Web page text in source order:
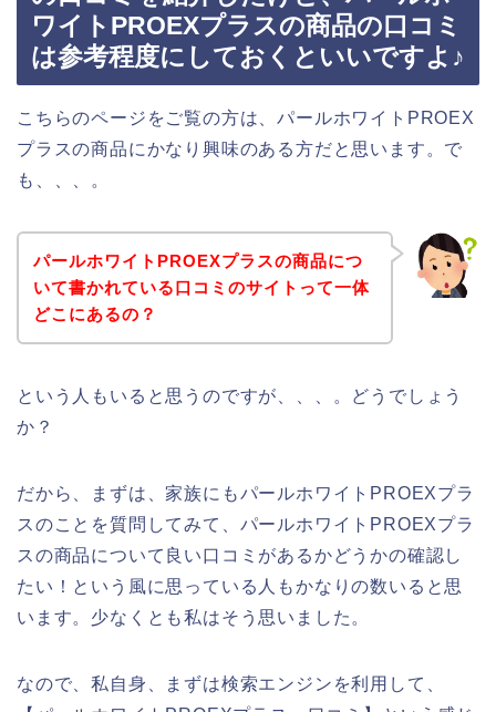
ワイトPROEXプラスの商品の口コミ
は参考程度にしておくといいですよ♪
こちらのページをご覧の方は、パールホワイトPROEX
プラスの商品にかなり興味のある方だと思います。で
も、、、。
パールホワイトPROEXプラスの商品につ
いて書かれている口コミのサイトって一体
どこにあるの？
という人もいると思うのですが、、、。どうでしょう
か？
だから、まずは、家族にもパールホワイトPROEXプラ
スのことを質問してみて、パールホワイトPROEXプラ
スの商品について良い口コミがあるかどうかの確認し
たい！という風に思っている人もかなりの数いると思
います。少なくとも私はそう思いました。
なので、私自身、まずは検索エンジンを利用して、